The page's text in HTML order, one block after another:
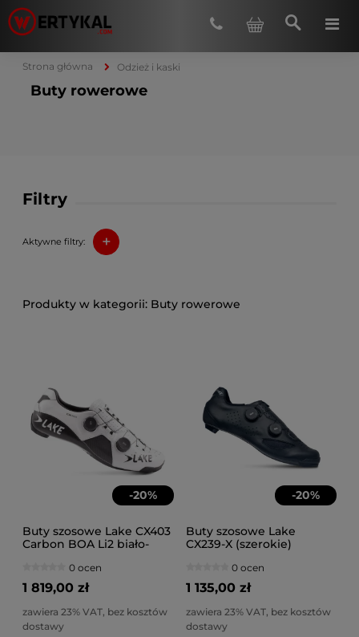
Strona główna Odzież i kaski
Buty rowerowe
Filtry
Aktywne filtry: +
Buty rowerowe
-20%
Buty szosowe Lake CX403
Carbon BOA Li2 biało-
0 ocen
1 819,00 zł
zawiera 23% VAT, bez kosztów
dostawy
-20%
Buty szosowe Lake
CX239-X (szerokie)
0 ocen
1 135,00 zł
zawiera 23% VAT, bez kosztów
dostawy